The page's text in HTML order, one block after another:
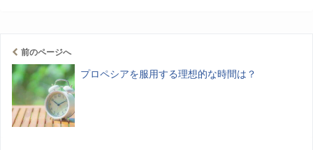
前のページへ
プロペシアを服用する理想的な時間は？